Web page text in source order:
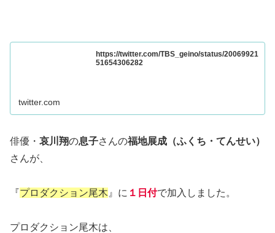
https://twitter.com/TBS_geino/status/20069921
51654306282
twitter.com
俳優・ 哀川翔の息子さんの福地展成（ふくち・てんせい）
さんが、
『プロダクション尾木 』に １日付で加入しました。
プロダクション尾木は、